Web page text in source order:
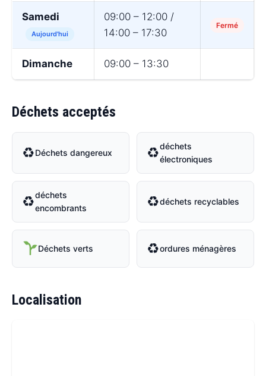
Samedi
Aujourd'hui
09:00 – 12:00 /
14:00 – 17:30
Fermé
Dimanche 09:00 – 13:30
Déchets acceptés
♻Déchets dangereux ♻déchets
électroniques
♻déchets
encombrants
♻déchets recyclables
Déchets verts ♻ordures ménagères
Localisation